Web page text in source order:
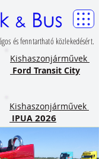
és fenntartható közlekedésért.
Kishaszonjárművek
Ford Transit City
Kishaszonjárművek
IPUA 2026